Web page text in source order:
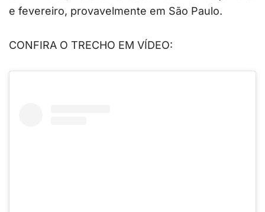
e fevereiro, provavelmente em São Paulo.
CONFIRA O TRECHO EM VÍDEO: